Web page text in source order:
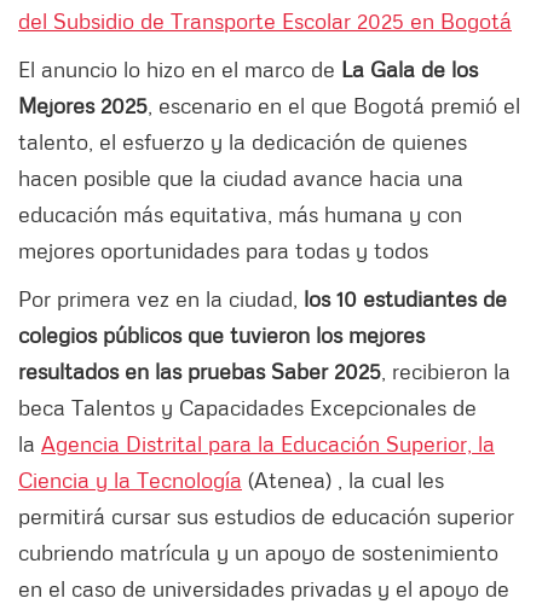
del Subsidio de Transporte Escolar 2025 en Bogotá
El anuncio lo hizo en el marco de La Gala de los
Mejores 2025 , escenario en el que Bogotá premió el
talento, el esfuerzo y la dedicación de quienes
hacen posible que la ciudad avance hacia una
educación más equitativa, más humana y con
mejores oportunidades para todas y todos
Por primera vez en la ciudad, los 10 estudiantes de
colegios públicos que tuvieron los mejores
resultados en las pruebas Saber 2025 , recibieron la
beca Talentos y Capacidades Excepcionales de
la Agencia Distrital para la Educación Superior, la
Ciencia y la Tecnología (Atenea) , la cual les
permitirá cursar sus estudios de educación superior
cubriendo matrícula y un apoyo de sostenimiento
en el caso de universidades privadas y el apoyo de